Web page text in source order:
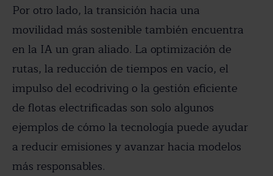
Por otro lado, la transición hacia una
movilidad más sostenible también encuentra
en la IA un gran aliado. La optimización de
rutas, la reducción de tiempos en vacío, el
impulso del ecodriving o la gestión eficiente
de flotas electrificadas son solo algunos
ejemplos de cómo la tecnología puede ayudar
a reducir emisiones y avanzar hacia modelos
más responsables.